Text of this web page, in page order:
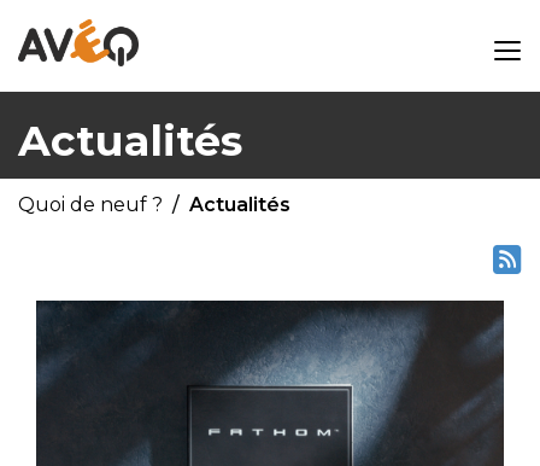
Actualités
Quoi de neuf ? Actualités